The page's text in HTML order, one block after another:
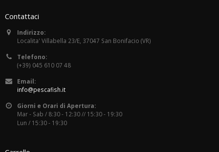
Contattaci
Indirizzo:
Localita' Villabella 23/E, 37047 San Bonifacio (VR)
Telefono:
(+39) 045 610 07 48
Email:
info@pescafish.it
Giorni e Orari di Apertura:
Mar - Sab / 8:30 - 12:30 // 15:30 - 19:30
Lun / 15:30 - 19:30